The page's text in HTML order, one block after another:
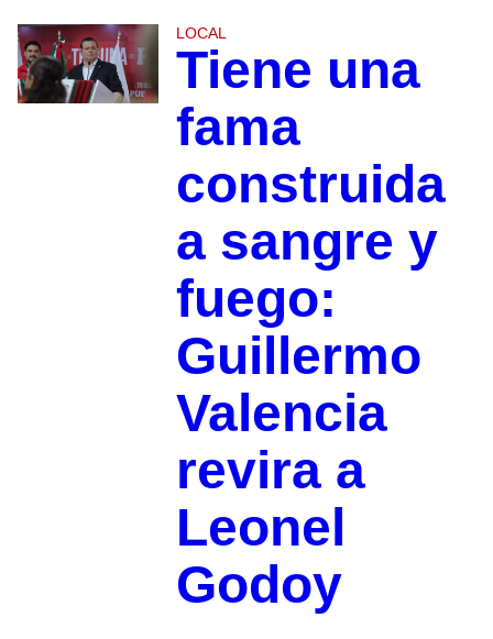
LOCAL
Tiene una
fama
construida
a sangre y
fuego:
Guillermo
Valencia
revira a
Leonel
Godoy